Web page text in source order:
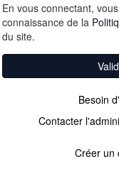
En vous connectant,
connaissance de la
du site.
Besoin
Contacter
Créer un